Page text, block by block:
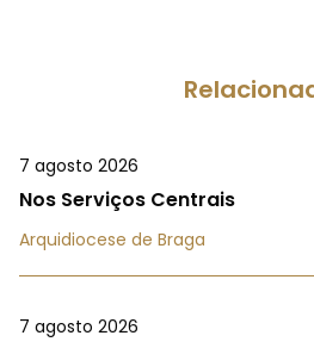
7 agosto 2026
Nos Serviços Centrais
Arquidiocese de Braga
7 agosto 2026